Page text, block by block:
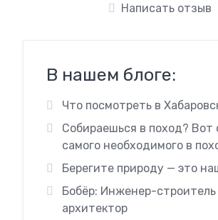
Написать отзыв
В нашем блоге:
Что посмотреть в
Собираешься в поход? Вот
самого необходимого в
Берегите природу — это
Бобёр: Инженер-строитель
архитектор